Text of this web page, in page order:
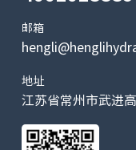
邮箱
地址
江苏省常州市武进